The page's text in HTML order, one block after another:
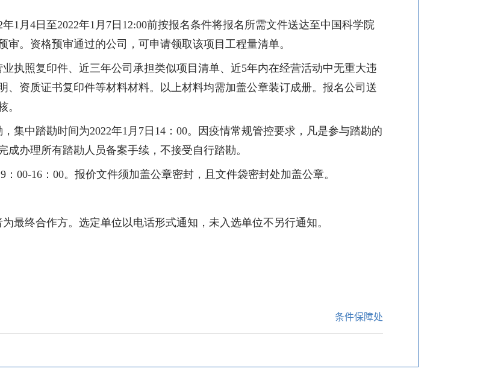
年1 月 4日至2022年1 月 7日 12:00前按报名条件将报名所需文件送达至中国科学院
审。资格预审通过的公司，可申请领取该项目工程量清单。
执照复印件、近三年公司承担类似项目清单、近5年内在经营活动中无重大违
、资质证书复印件等材料材料。以上材料均需加盖公章装订成册。报名公司送
。
集中踏勘时间为2022年1 月 7日 14 ： 00。因疫情常规管控要求，凡是参与踏勘的
成办理所有踏勘人员备案手续，不接受自行踏勘。
9 ： 00-16 ： 00。报价文件须加盖公章密封，且文件袋密封处加盖公章。
最终合作方。选定单位以电话形式通知，未入选单位不另行通知。
条件保障处